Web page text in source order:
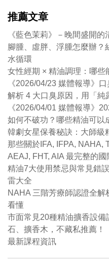
推薦文章
《藍色茉莉》－晚間盛開
腳腫、虛胖、浮腫怎麼辦
水循環
女性經期 × 精油調理：哪些
《2026/04/23 媒體報導》
解析 4 大口臭原因，用「
《2026/04/01 媒體報導》
如何不破功？哪些精油可以
韓劇女星保養秘訣：大師級
那些關於IFA, IFPA, NAHA,
AEAJ, FHT, AIA 最完整的
精油7大使用禁忌與常見錯
雷大全
NAHA 三階芳療師認證全
看懂
市面常見20種精油擴香設備
石、擴香木，不藏私推薦！
最新課程資訊